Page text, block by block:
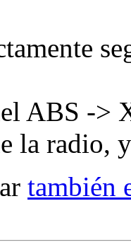
ABS ->
la radio,
también